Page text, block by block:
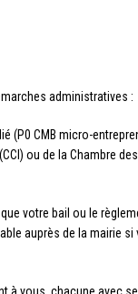
administratives :
(P0 CMB micro-
ou de la Chambre
votre bail ou le
auprès de la mairie si